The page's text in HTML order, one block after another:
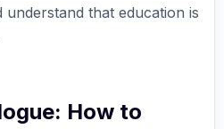
understand that education is
How to